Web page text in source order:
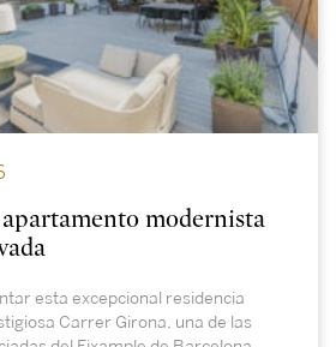
modernista
esta excepcional residencia
Carrer Girona, una de las